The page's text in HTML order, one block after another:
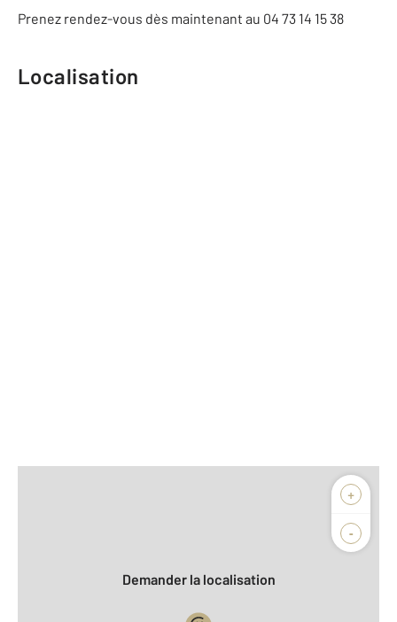
Prenez rendez-vous dès maintenant au 04 73 14 15 38
Localisation
+
-
Demander la localisation